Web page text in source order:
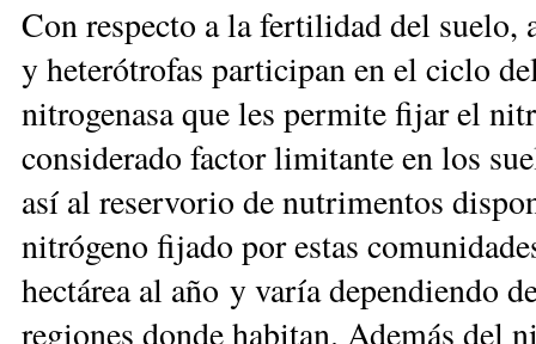
Con respecto a la fertilidad del suelo,
y heterótrofas participan en el ciclo
nitrogenasa que les permite fijar el
considerado factor limitante en los
así al reservorio de nutrimentos
nitrógeno fijado por estas
hectárea al año y varía dependiendo
regiones donde habitan. Además del